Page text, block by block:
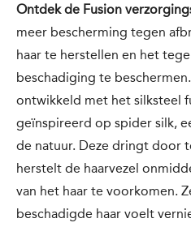
Ontdek de Fusion
meer bescherming tegen
haar te herstellen en het
beschadiging te
ontwikkeld met het silksteel
geïnspireerd op spider silk,
de natuur. Deze dringt door
herstelt de haarvezel
van het haar te voorkomen.
beschadigde haar voelt